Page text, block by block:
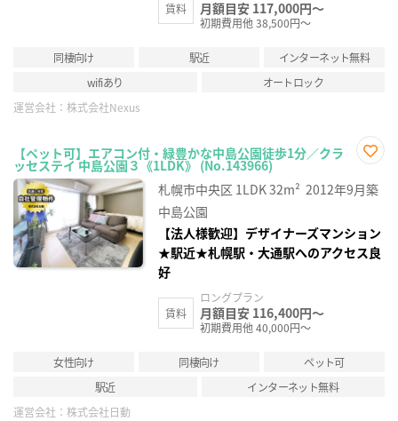
賃料 月額目安 117,000円～
初期費用他 38,500円～
同棲向け 駅近
インターネット無料
wifiあり
オートロック
運営会社： 株式会社Nexus
【ペット可】エアコン付・緑豊かな中島公園徒歩1分／クラ
ッセステイ 中島公園３《1LDK》 (No.143966)
に入
り登
札幌市中央区 1LDK32m² 2012年9月築
中島公園
【法人様歓迎】デザイナーズマンション
★駅近★札幌駅・大通駅へのアクセス良
好
賃料
ロングプラン
月額目安 116,400円～
初期費用他 40,000円～
女性向け 同棲向け
ペット可
駅近
インターネット無料
運営会社： 株式会社日動